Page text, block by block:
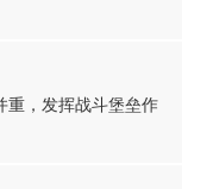
重，发挥战斗堡垒作